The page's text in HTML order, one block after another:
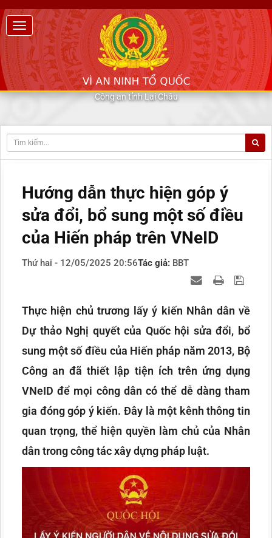
Công an tỉnh Lai Châu
Hướng dẫn thực hiện góp ý
sửa đổi, bổ sung một số điều
của Hiến pháp trên VNeID
Thứ hai - 12/05/2025 20:56Tác giả: BBT
Thực hiện chủ trương lấy ý kiến Nhân dân về
Dự thảo Nghị quyết của Quốc hội sửa đổi, bổ
sung một số điều của Hiến pháp năm 2013, Bộ
Công an đã thiết lập tiện ích trên ứng dụng
VNeID để mọi công dân có thể dễ dàng tham
gia đóng góp ý kiến. Đây là một kênh thông tin
quan trọng, thể hiện quyền làm chủ của Nhân
dân trong công tác xây dựng pháp luật.